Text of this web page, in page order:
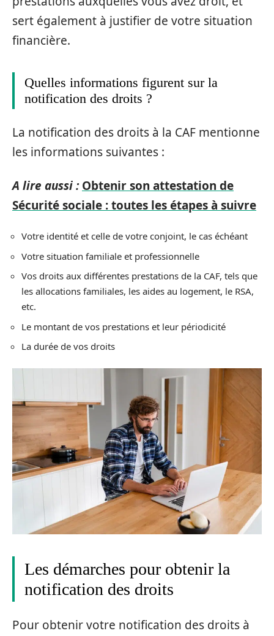
sert également à justifier de votre situation
financière.
Quelles informations figurent sur la
notification des droits ?
La notification des droits à la CAF mentionne
les informations suivantes :
A lire aussi : Obtenir son attestation de
Sécurité sociale : toutes les étapes à suivre
Votre identité et celle de votre conjoint, le cas échéant
Votre situation familiale et professionnelle
Vos droits aux différentes prestations de la CAF, tels que
les allocations familiales, les aides au logement, le RSA,
etc.
Le montant de vos prestations et leur périodicité
La durée de vos droits
Les démarches pour obtenir la
notification des droits
Pour obtenir votre notification des droits à